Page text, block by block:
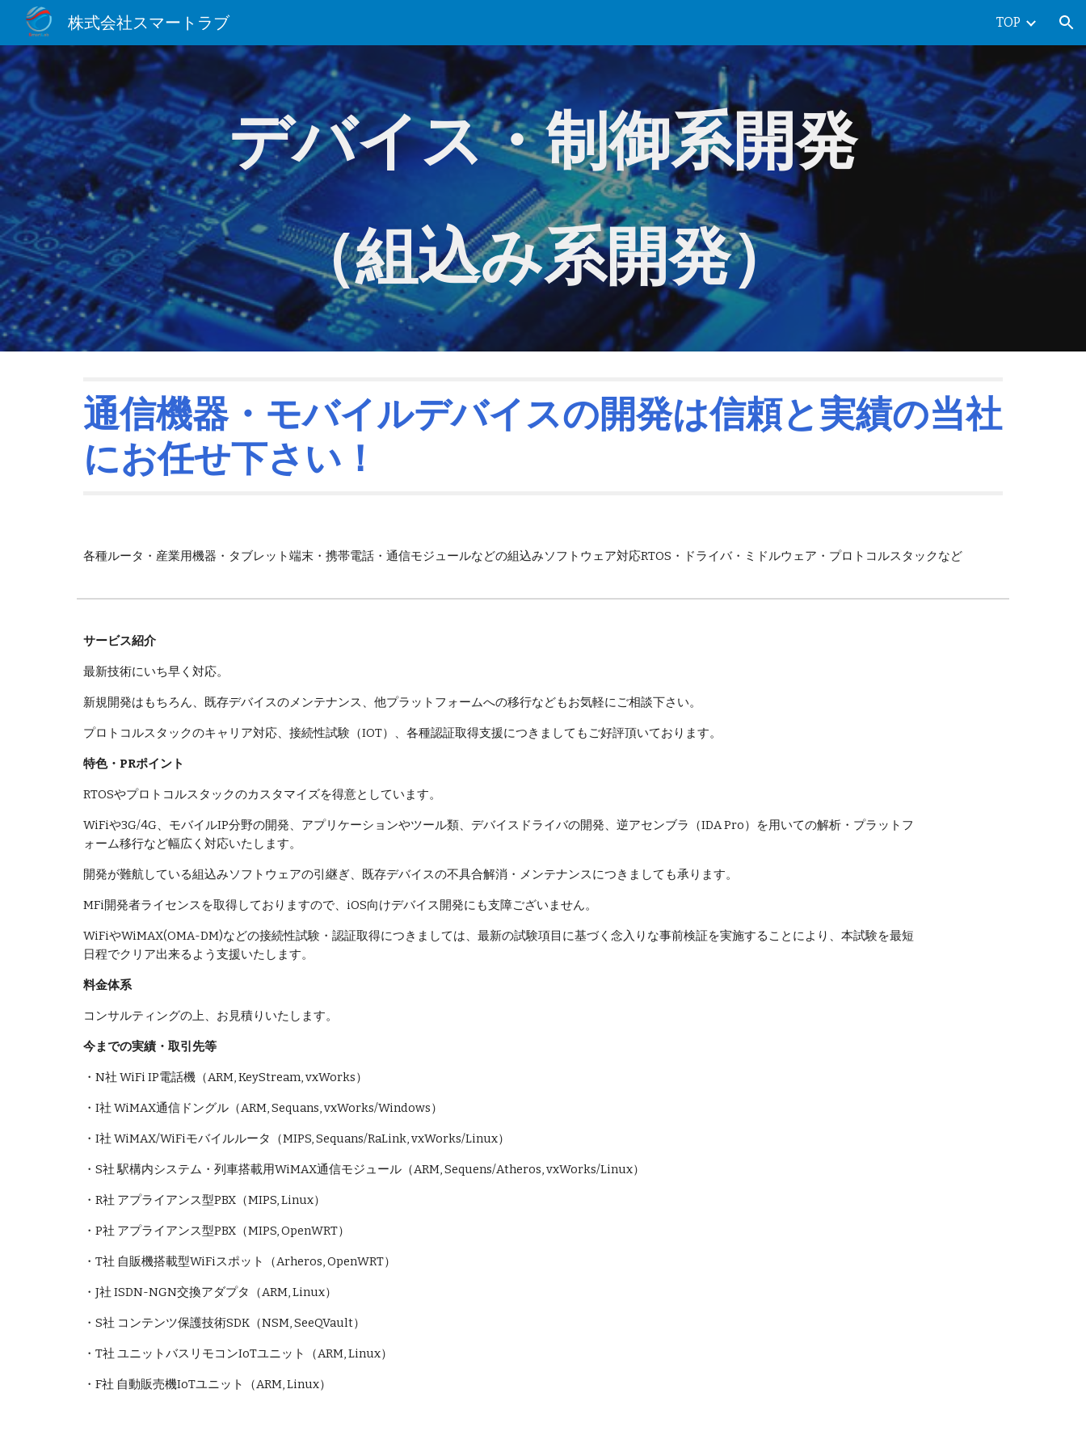
株式会社スマートラブ TOP
デバイス・制御系開発
（組込み系開発）
通信機器・モバイルデバイスの開発は信頼と実績の当社
にお任せ下さい！
各種ルータ・産業用機器・タブレット端末・携帯電話・通信モジュールなどの組込みソフトウェア対応RTOS・ドライバ・ミドルウェア・プロトコルスタックなど
サービス紹介
最新技術にいち早く対応。
新規開発はもちろん、既存デバイスのメンテナンス、他プラットフォームへの移行などもお気軽にご相談下さい。
プロトコルスタックのキャリア対応、接続性試験（IOT）、各種認証取得支援につきましてもご好評頂いております。
特色・PRポイント
RTOSやプロトコルスタックのカスタマイズを得意としています。
WiFiや3G/4G、モバイルIP分野の開発、アプリケーションやツール類、デバイスドライバの開発、逆アセンブラ（IDA Pro）を用いての解析・プラットフ
ォーム移行など幅広く対応いたします。
開発が難航している組込みソフトウェアの引継ぎ、既存デバイスの不具合解消・メンテナンスにつきましても承ります。
MFi開発者ライセンスを取得しておりますので、iOS向けデバイス開発にも支障ございません。
WiFiやWiMAX(OMA-DM)などの接続性試験・認証取得につきましては、最新の試験項目に基づく念入りな事前検証を実施することにより、本試験を最短
日程でクリア出来るよう支援いたします。
料金体系
コンサルティングの上、お見積りいたします。
今までの実績・取引先等
・N社 WiFi IP電話機（ARM, KeyStream, vxWorks）
・I社 WiMAX通信ドングル（ARM, Sequans, vxWorks/Windows）
・I社 WiMAX/WiFiモバイルルータ（MIPS, Sequans/RaLink, vxWorks/Linux）
・S社 駅構内システム・列車搭載用WiMAX通信モジュール（ARM, Sequens/Atheros, vxWorks/Linux）
・R社 アプライアンス型PBX（MIPS, Linux）
・P社 アプライアンス型PBX（MIPS, OpenWRT）
・T社 自販機搭載型WiFiスポット（Arheros, OpenWRT）
・J社 ISDN-NGN交換アダプタ（ARM, Linux）
・S社 コンテンツ保護技術SDK（NSM, SeeQVault）
・T社 ユニットバスリモコンIoTユニット（ARM, Linux）
・F社 自動販売機IoTユニット（ARM, Linux）